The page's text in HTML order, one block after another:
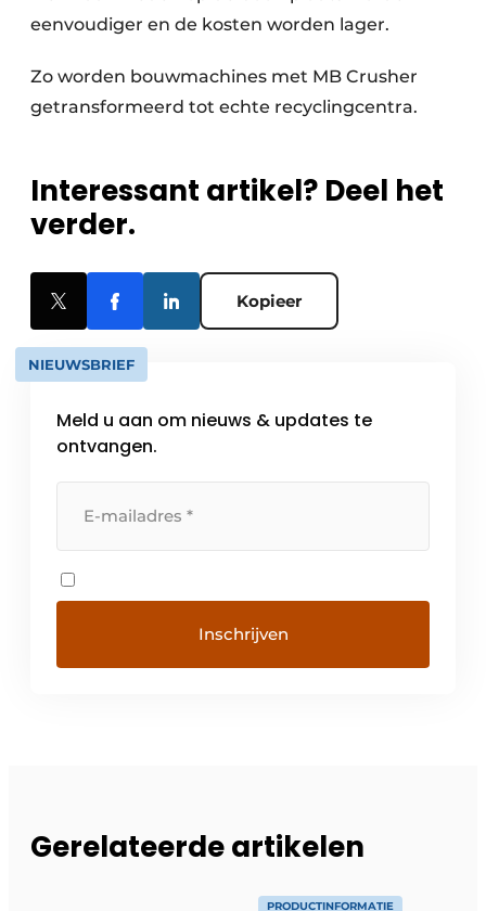
eenvoudiger en de kosten worden lager.
Zo worden bouwmachines met MB Crusher
getransformeerd tot echte recyclingcentra.
Interessant artikel? Deel het
verder.
Kopieer
NIEUWSBRIEF
Meld u aan om nieuws & updates te
ontvangen.
Gerelateerde artikelen
PRODUCTINFORMATIE